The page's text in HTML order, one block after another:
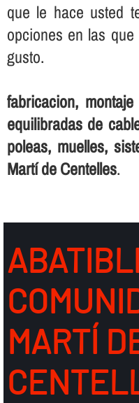
que le hace usted
opciones en las
gusto.
fabricacion,
equilibradas de
poleas, muelles,
Martí de Centelles.
MARTÍ